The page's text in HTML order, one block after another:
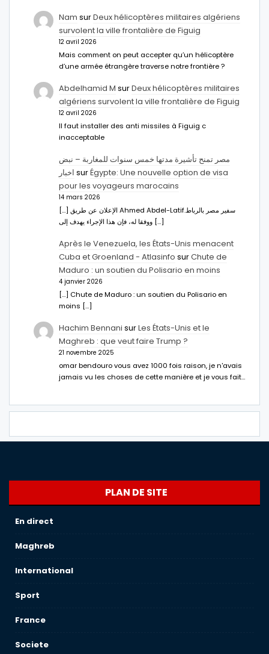
Nam surDeux hélicoptères militaires algériens
survolent la ville frontalière de Figuig
12 avril 2026
Mais comment on peut accepter qu’un hélicoptère
d’une armée étrangère traverse notre frontière ?
Abdelhamid M surDeux hélicoptères militaires
algériens survolent la ville frontalière de Figuig
12 avril 2026
Il faut installer des anti missiles à Figuig c
inacceptable
مصر تمنح تأشيرة مدتها خمس سنوات للمغاربة – نبض
اخبار surÉgypte: Une nouvelle option de visa
pour les voyageurs marocains
14 mars 2026
[…] الإعلان عن طريق Ahmed Abdel-Latifسفير مصر بالرباط.
ووفقا له، فإن هذا الإجراء يهدف إلى […]
Après le Venezuela, les États-Unis menacent
Cuba et Groenland - Atlasinfo surChute de
Maduro : un soutien du Polisario en moins
4 janvier 2026
[…] Chute de Maduro : un soutien du Polisario en
moins […]
Hachim Bennani surLes États-Unis et le
Maghreb : que veut faire Trump ?
21 novembre 2025
omar bendouro vous avez 1000 fois raison, je n'avais
jamais vu les choses de cette manière et je vous fait…
PLAN DE SITE
En direct
Maghreb
International
Sport
France
Societe